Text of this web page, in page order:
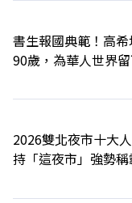
書生報國典範！高
90歲，為華人世界
2026雙北夜市十大
持「這夜市」強勢